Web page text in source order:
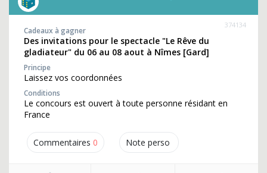
Commentaires 0 Note perso
374134
Cadeaux à gagner
Des invitations pour le spectacle "Le Rêve du
gladiateur" du 06 au 08 aout à Nîmes [Gard]
Principe
Laissez vos coordonnées
Conditions
Le concours est ouvert à toute personne résidant en
France